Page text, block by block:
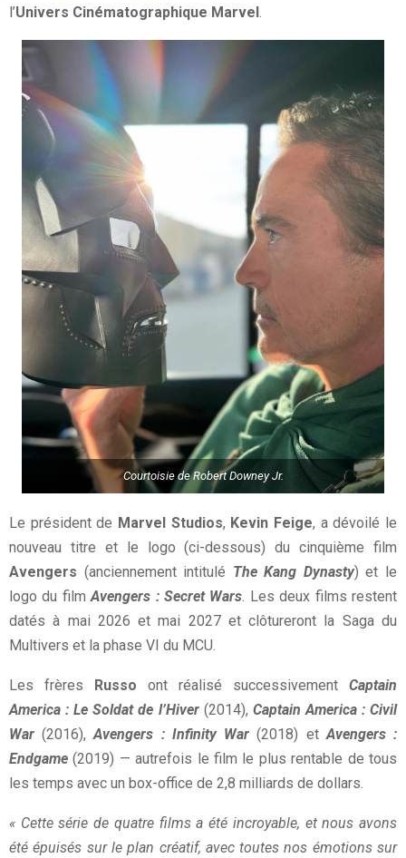
l’Univers Cinématographique Marvel
Courtoisie de Robert Downey Jr.
Le président de Marvel Studios, Kevin Feige, a dévoilé le
nouveau titre et le logo (ci-dessous) du cinquième film
Avengers (anciennement intitulé The Kang Dynasty) et le
logo du filmAvengers : Secret Wars. Les deux films restent
datés à mai 2026 et mai 2027 et clôtureront la Saga du
Multivers et la phase VI du MCU.
Les frères Russo ont réalisé successivement Captain
America : Le Soldat de l’Hiver (2014), Captain America : Civil
War (2016),Avengers : Infinity War (2018) etAvengers :
Endgame (2019) — autrefois le film le plus rentable de tous
les temps avec un box-office de 2,8 milliards de dollars.
« Cette série de quatre films a été incroyable, et nous avons
été épuisés sur le plan créatif, avec toutes nos émotions sur